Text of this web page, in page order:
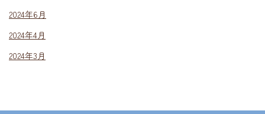
2024年6月
2024年4月
2024年3月